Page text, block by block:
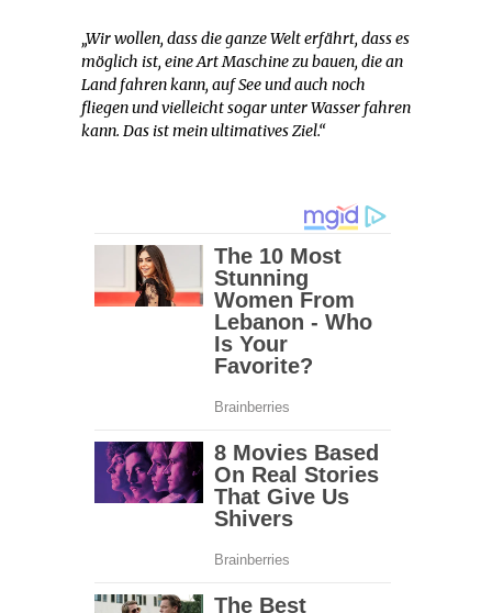
„Wir wollen, dass die ganze Welt erfährt, dass es
möglich ist, eine Art Maschine zu bauen, die an
Land fahren kann, auf See und auch noch
fliegen und vielleicht sogar unter Wasser fahren
kann. Das ist mein ultimatives Ziel.“